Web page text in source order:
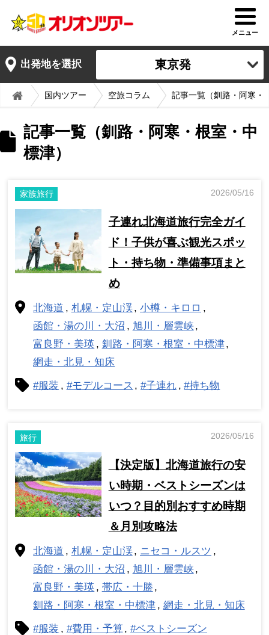
メニュー
出発地を選択 東京発
国内ツアー 空旅コラム 記事一覧（釧路・阿寒・
記事一覧（釧路・阿寒・根室・中
標津）
家族旅行 2026/05/16
子連れ北海道旅行完全ガイ
ド！子供が喜ぶ観光スポッ
ト・持ち物・準備事項まと
め
北海道 札幌・定山渓
小樽・キロロ
函館・湯の川・大沼
旭川・層雲峡
富良野・美瑛
釧路・阿寒・根室・中標津
網走・北見・知床
#服装 #モデルコース #子連れ #持ち物
旅行 2026/05/16
【決定版】北海道旅行の安
い時期・ベストシーズンは
いつ？目的別おすすめ時期
＆月別攻略法
北海道 札幌・定山渓
ニセコ・ルスツ
函館・湯の川・大沼
旭川・層雲峡
富良野・美瑛
帯広・十勝
釧路・阿寒・根室・中標津
網走・北見・知床
#服装 #費用・予算 #ベストシーズン